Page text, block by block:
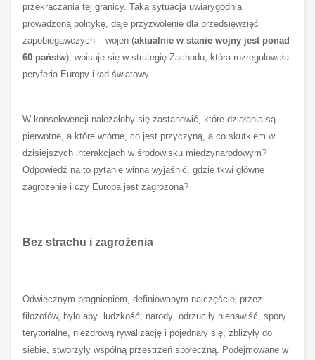
przekraczania tej granicy. Taka sytuacja uwiarygodnia
prowadzoną politykę, daje przyzwolenie dla przedsięwzięć
zapobiegawczych – wojen (aktualnie w stanie wojny jest ponad
60 państw), wpisuje się w strategię Zachodu, która rozregulowała
peryferia Europy i ład światowy.
W konsekwencji należałoby się zastanowić, które działania są
pierwotne, a które wtórne, co jest przyczyną, a co skutkiem w
dzisiejszych interakcjach w środowisku międzynarodowym?
Odpowiedź na to pytanie winna wyjaśnić, gdzie tkwi główne
zagrożenie i czy Europa jest zagrożona?
Bez strachu i zagrożenia
Odwiecznym pragnieniem, definiowanym najczęściej przez
filozofów, było aby ludzkość, narody odrzuciły nienawiść, spory
terytorialne, niezdrową rywalizację i pojednały się, zbliżyły do
siebie, stworzyły wspólną przestrzeń społeczną. Podejmowane w